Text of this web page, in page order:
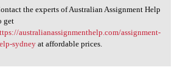
the experts of
the experts of Australian Assignment Help
get
australianassignmenthelp.com/assignment-
sydneyat affordable prices.